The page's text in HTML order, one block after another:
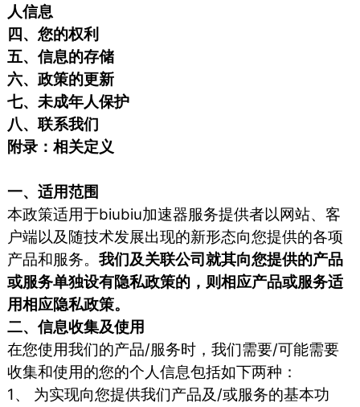
人信息
四、您的权利
五、信息的存储
六、政策的更新
七、未成年人保护
八、联系我们
附录：相关定义
一、适用范围
本政策适用于biubiu加速器服务提供者以网站、客
户端以及随技术发展出现的新形态向您提供的各项
产品和服务。我们及关联公司就其向您提供的产品
或服务单独设有隐私政策的，则相应产品或服务适
用相应隐私政策。
二、信息收集及使用
在您使用我们的产品/服务时，我们需要/可能需要
收集和使用的您的个人信息包括如下两种：
1、 为实现向您提供我们产品及/或服务的基本功